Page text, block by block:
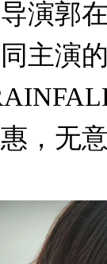
演郭
主演
，无